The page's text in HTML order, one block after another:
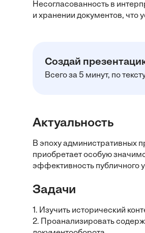
Несогласованность в
и хранении документов, что
Создай
Всего за 5 минут, по
Актуальность
В эпоху административных
приобретает особую
эффективность публичного
Задачи
1. Изучить исторический
2. Проанализировать